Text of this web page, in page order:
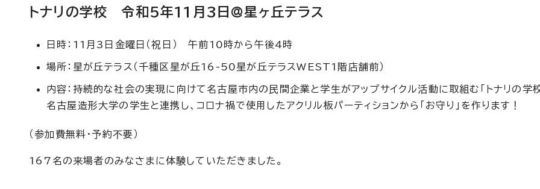
トナリの学校 令和5年11月3日@星ヶ丘テラス
日時：11月3日金曜日（祝日） 午前10時から午後4時
場所：星が丘テラス（千種区星が丘16-50星が丘テラスWEST1階店舗前）
内容：持続的な社会の実現に向けて名古屋市内の民間企業と学生がアップサイクル活動に取組む「トナリの学校
名古屋造形大学の学生と連携し、コロナ禍で使用したアクリル板パーティションから「お守り」を作ります！
（参加費無料・予約不要）
167名の来場者のみなさまに体験していただきました。